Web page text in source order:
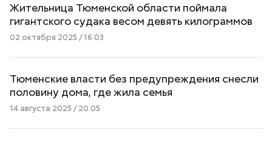
Жительница Тюменской области поймала
гигантского судака весом девять килограммов
02 октября 2025 / 16:03
Тюменские власти без предупреждения снесли
половину дома, где жила семья
14 августа 2025 / 20:05